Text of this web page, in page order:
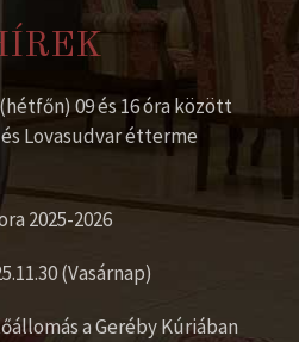
09 és 16 óra között
Lovasudvar étterme
2025-2026
(Vasárnap)
a Geréby Kúriában